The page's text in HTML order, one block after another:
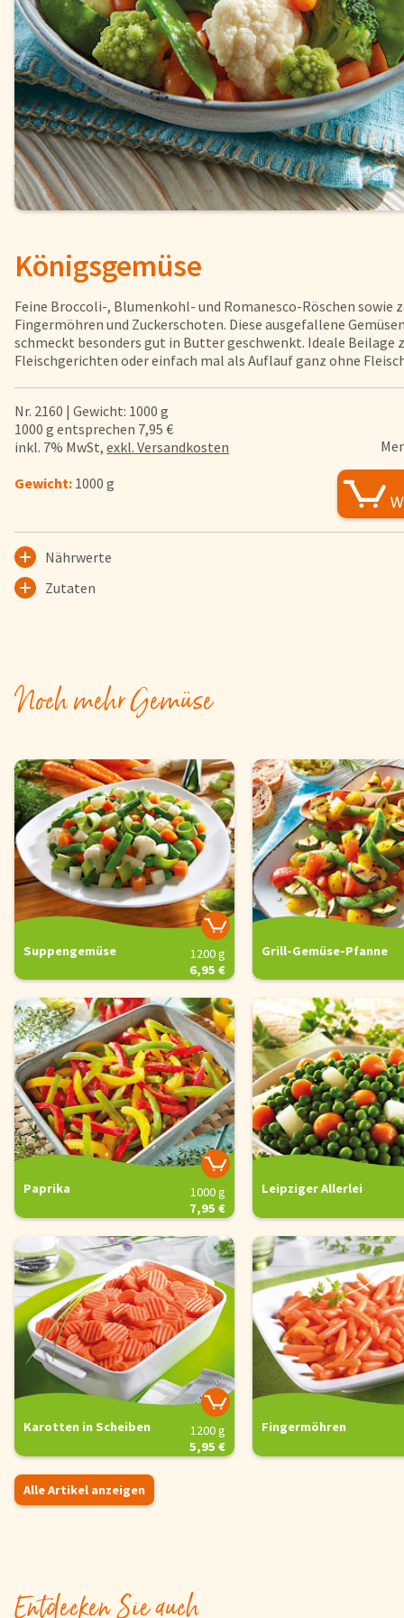
Fisch Pizzen
Snacks
Schnelle Mahlzeiten Torten und
Brot und Brötchen
Über uns
Presse & News
Rezepte
Karriere
FAQs
Bezahlung & Lieferung
Nährwerte & Allergene
Warenkorb
Login
Impressum
AGB & Datenschutz
Königsgemüse
Feine Broccoli-, Blumenkohl- und Romanesco-Röschen sowie
Fingermöhren und Zuckerschoten. Diese ausgefallene
schmeckt besonders gut in Butter geschwenkt. Ideale Beilage
Fleischgerichten oder einfach mal als Auflauf ganz ohne
Nr. 2160 | Gewicht: 1000 g
1000 g entsprechen 7,95 €
inkl. 7% MwSt,exkl. Versandkosten
Gewicht: 1000 g
Nährwerte
Zutaten
Noch mehr Gemüse
Suppengemüse
1200 g
6,95 €
Grill-Gemüse-Pfanne
Paprika
1000 g
7,95 €
Leipziger Allerlei
Karotten in Scheiben
1200 g
5,95 €
Fingermöhren
Alle Artikel anzeigen
Entdecken Sie auch